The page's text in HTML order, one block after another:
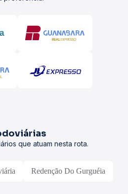
que atuam nesta rota.
Redenção Do Gurguéia